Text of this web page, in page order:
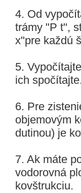
4. Od
trámy "P t",
x"pre každú
5.
ich spočítajte.
6. Pre
objemovým
dutinou) je
7. Ak máte
vodorovná
kovštrukciu.